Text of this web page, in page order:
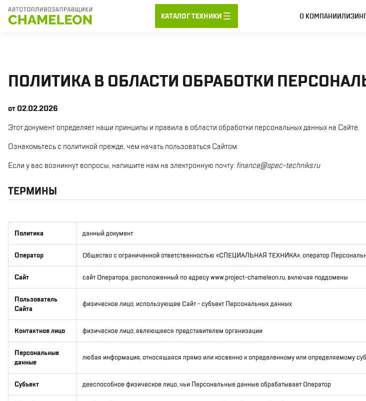
КАТАЛОГ ТЕХНИКИ О КОМПАНИИ
ПОЛИТИКА В ОБЛАСТИ ОБРАБОТКИ
от 02.02.2026
Этот документ определяет наши принципы и правила в области обработки персональных данных на Сайте.
Ознакомьтесь с политикой прежде, чем начать пользоваться Сайтом.
Если у вас возникнут вопросы, напишите нам на электронную почту: finance@spec-techniks.ru
ТЕРМИНЫ
Политика данный документ
Оператор Общество с ограниченной ответственностью «СПЕЦИАЛЬНАЯ ТЕХНИКА», оператор
Сайт сайт Оператора, расположенный по адресу www.project-chameleon.ru, включая поддомены
Пользователь
Сайта
физическое лицо, использующее Сайт - субъект Персональных данных
Контактное лицо физическое лицо, являющееся представителем организации
Персональные
данные
любая информация, относящаяся прямо или косвенно к определенному или определяемому
Субъект дееспособное физическое лицо, чьи Персональные данные обрабатывает Оператор